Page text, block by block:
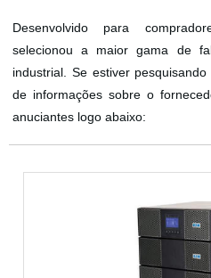
Desenvolvido para
selecionou a maior gama de
industrial. Se estiver
de informações sobre o
anuciantes logo abaixo: